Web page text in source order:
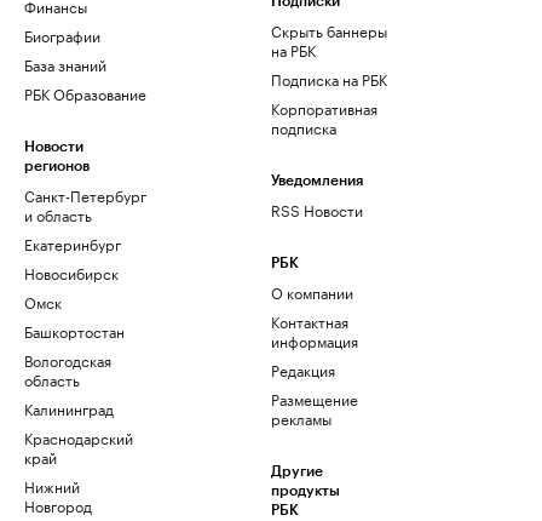
Финансы
Биографии
База знаний
РБК Образование
Новости
регионов
Санкт-Петербург
и область
Екатеринбург
Новосибирск
Омск
Башкортостан
Вологодская
область
Калининград
Краснодарский
край
Нижний
Новгород
Скрыть баннеры
на РБК
Подписка на РБК
Корпоративная
подписка
Уведомления
RSS Новости
РБК
О компании
Контактная
информация
Редакция
Размещение
рекламы
Другие
продукты
РБК